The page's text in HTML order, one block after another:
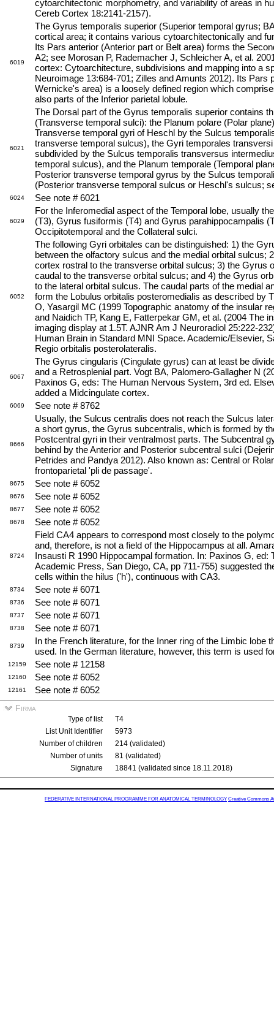
cytoarchitectonic morphometry, and variability of areas in
Cereb Cortex 18:2141-2157).
6019
The Gyrus temporalis superior (Superior temporal gyrus;
cortical area; it contains various cytoarchitectonically and
Its Pars anterior (Anterior part or Belt area) forms the
A2; see Morosan P, Rademacher J, Schleicher A, et al.
cortex: Cytoarchitecture, subdivisions and mapping into a
Neuroimage 13:684-701; Zilles and Amunts 2012). Its Pars
Wernicke's area) is a loosely defined region which
also parts of the Inferior parietal lobule.
6021
The Dorsal part of the Gyrus temporalis superior contains
(Transverse temporal sulci): the Planum polare (Polar
Transverse temporal gyri of Heschl by the Sulcus
transverse temporal sulcus), the Gyri temporales
subdivided by the Sulcus temporalis transversus
temporal sulcus), and the Planum temporale (Temporal
Posterior transverse temporal gyrus by the Sulcus
(Posterior transverse temporal sulcus or Heschl's sulcus;
6024 See note # 6021
6029
For the Inferomedial aspect of the Temporal lobe, usually
(T3), Gyrus fusiformis (T4) and Gyrus parahippocampalis
Occipitotemporal and the Collateral sulci.
6052
The following Gyri orbitales can be distinguished: 1) the
between the olfactory sulcus and the medial orbital sulcus;
cortex rostral to the transverse orbital sulcus; 3) the Gyrus
caudal to the transverse orbital sulcus; and 4) the Gyrus
to the lateral orbital sulcus. The caudal parts of the medial
form the Lobulus orbitalis posteromedialis as described by
O, Yasargil MC (1999 Topographic anatomy of the insular
and Naidich TP, Kang E, Fatterpekar GM, et al. (2004 The
imaging display at 1.5T. AJNR Am J Neuroradiol 25:222-
Human Brain in Standard MNI Space. Academic/Elsevier,
Regio orbitalis posterolateralis.
6067
The Gyrus cingularis (Cingulate gyrus) can at least be
and a Retrosplenial part. Vogt BA, Palomero-Gallagher N
Paxinos G, eds: The Human Nervous System, 3rd ed.
added a Midcingulate cortex.
6069 See note # 8762
8666
Usually, the Sulcus centralis does not reach the Sulcus
a short gyrus, the Gyrus subcentralis, which is formed by
Postcentral gyri in their ventralmost parts. The Subcentral
behind by the Anterior and Posterior subcentral sulci
Petrides and Pandya 2012). Also known as: Central or
frontoparietal 'pli de passage'.
8675 See note # 6052
8676 See note # 6052
8677 See note # 6052
8678 See note # 6052
8724
Field CA4 appears to correspond most closely to the
and, therefore, is not a field of the Hippocampus at all.
Insausti R 1990 Hippocampal formation. In: Paxinos G,
Academic Press, San Diego, CA, pp 711-755) suggested
cells within the hilus ('h'), continuous with CA3.
8734 See note # 6071
8736 See note # 6071
8737 See note # 6071
8738 See note # 6071
8739
In the French literature, for the Inner ring of the Limbic lobe
used. In the German literature, however, this term is used
12159 See note # 12158
12160 See note # 6052
12161 See note # 6052
Firma
Type of list
T4
List Unit Identifier
5973
Number of children
214 (validated)
Number of units
81 (validated)
Signature
18841 (validated since 18.11.2018)
FEDERATIVE INTERNATIONAL PROGRAMME FOR ANATOMICAL TERMINOLOGY Creative Commons